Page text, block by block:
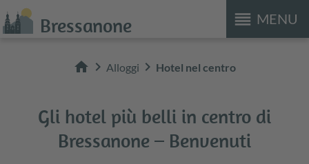
reorder MENU
Bressanone
home chevron_right Alloggi chevron_right Hotel nel centro
Gli hotel più belli in centro di
Bressanone – Benvenuti